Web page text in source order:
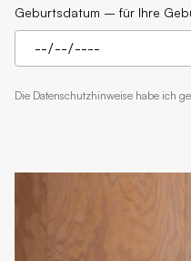
Geburtsdatum – für Ihre
Die Datenschutzhinweise habe ich